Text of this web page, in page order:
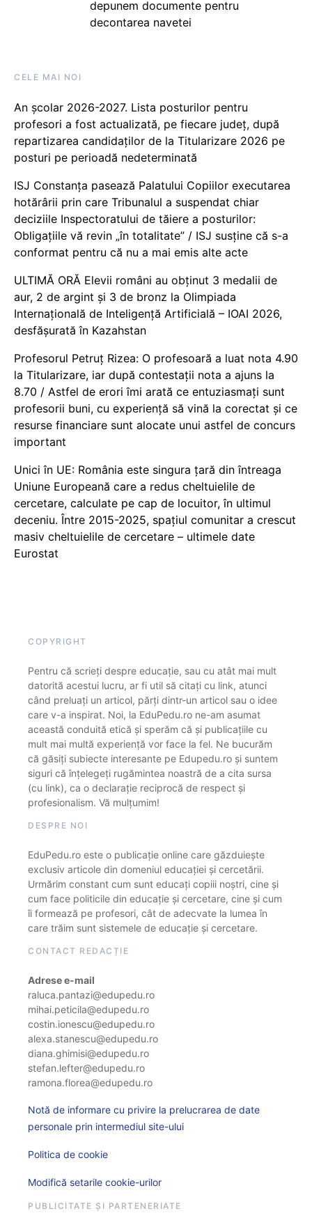
depunem documente pentru
decontarea navetei
CELE MAI NOI
An școlar 2026-2027. Lista posturilor pentru
profesori a fost actualizată, pe fiecare județ, după
repartizarea candidaților de la Titularizare 2026 pe
posturi pe perioadă nedeterminată
ISJ Constanța pasează Palatului Copiilor executarea
hotărârii prin care Tribunalul a suspendat chiar
deciziile Inspectoratului de tăiere a posturilor:
Obligațiile vă revin „în totalitate” / ISJ susține că s-a
conformat pentru că nu a mai emis alte acte
ULTIMĂ ORĂ Elevii români au obținut 3 medalii de
aur, 2 de argint și 3 de bronz la Olimpiada
Internațională de Inteligență Artificială – IOAI 2026,
desfășurată în Kazahstan
Profesorul Petruț Rizea: O profesoară a luat nota 4.90
la Titularizare, iar după contestații nota a ajuns la
8.70 / Astfel de erori îmi arată ce entuziasmați sunt
profesorii buni, cu experiență să vină la corectat și ce
resurse financiare sunt alocate unui astfel de concurs
important
Unici în UE: România este singura țară din întreaga
Uniune Europeană care a redus cheltuielile de
cercetare, calculate pe cap de locuitor, în ultimul
deceniu. Între 2015-2025, spațiul comunitar a crescut
masiv cheltuielile de cercetare – ultimele date
Eurostat
COPYRIGHT
Pentru că scrieți despre educație, sau cu atât mai mult
datorită acestui lucru, ar fi util să citați cu link, atunci
când preluați un articol, părți dintr-un articol sau o idee
care v-a inspirat. Noi, la EduPedu.ro ne-am asumat
această conduită etică și sperăm că și publicațiile cu
mult mai multă experiență vor face la fel. Ne bucurăm
că găsiți subiecte interesante pe Edupedu.ro și suntem
siguri că înțelegeți rugămintea noastră de a cita sursa
(cu link), ca o declarație reciprocă de respect și
profesionalism. Vă mulțumim!
DESPRE NOI
EduPedu.ro este o publicație online care găzduiește
exclusiv articole din domeniul educației și cercetării.
Urmărim constant cum sunt educați copiii noștri, cine și
cum face politicile din educație și cercetare, cine și cum
îi formează pe profesori, cât de adecvate la lumea în
care trăim sunt sistemele de educație și cercetare.
CONTACT REDACȚIE
Adrese e-mail
raluca.pantazi@edupedu.ro
mihai.peticila@edupedu.ro
costin.ionescu@edupedu.ro
alexa.stanescu@edupedu.ro
diana.ghimisi@edupedu.ro
stefan.lefter@edupedu.ro
ramona.florea@edupedu.ro
Notă de informare cu privire la prelucrarea de date
personale prin intermediul site-ului
Politica de cookie
Modifică setarile cookie-urilor
PUBLICITATE ȘI PARTENERIATE